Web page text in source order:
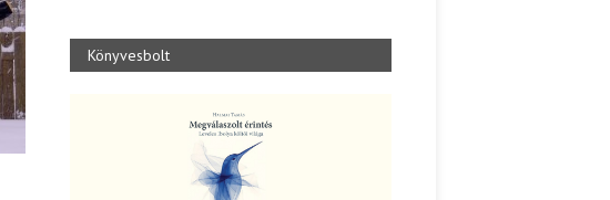
Könyvesbolt